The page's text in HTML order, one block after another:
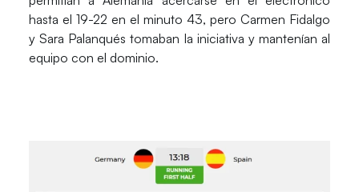
hasta el 19-22 en el minuto 43, pero Carmen Fidalgo
y Sara Palanqués tomaban la iniciativa y mantenían al
equipo con el dominio.